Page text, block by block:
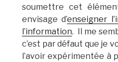
soumettre cet
envisage d’enseigner
l’information. Il me
c’est par défaut que je
l’avoir expérimentée à